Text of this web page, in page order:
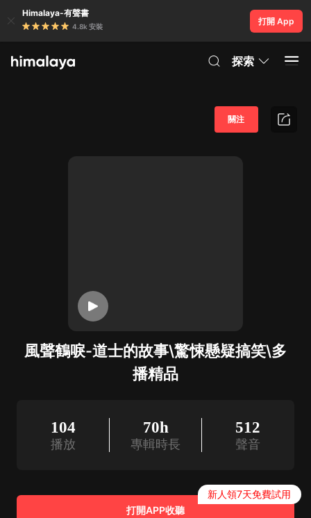
Himalaya-有聲書
4.8k 安裝
打開 App
探索
風聲鶴唳-道士的故事\驚悚懸疑搞笑\多
播精品
關注
104
播放
70h
專輯時長
512
聲音
打開APP收聽
新人領7天免費試用